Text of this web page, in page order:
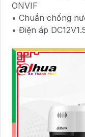
ONVIF
• Chuẩn chống
• Điện áp